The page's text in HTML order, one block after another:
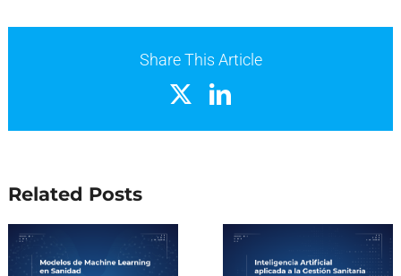
Share This Article
LinkedIn
Related Posts